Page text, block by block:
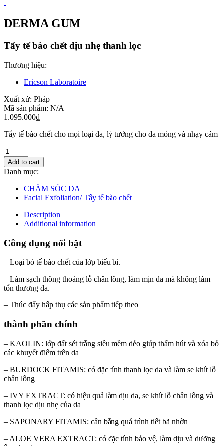
DERMA GUM
Tẩy tế bào chết dịu nhẹ thanh lọc
Thương hiệu:
Ericson Laboratoire
Xuất xứ: Pháp
Mã sản phẩm: N/A
1.095.000₫
Tẩy tế bào chết cho mọi loại da, lý tưởng cho da mỏng và nhạy cảm
Add to cart
Danh mục:
CHĂM SÓC DA
Facial Exfoliation/ Tẩy tế bào chết
Description
Additional information
Công dụng nổi bật
– Loại bỏ tế bào chết của lớp biểu bì.
– Làm sạch thông thoáng lỗ chân lông, làm mịn da mà không làm
tổn thương da.
– Thúc đẩy hấp thụ các sản phẩm tiếp theo
thành phần chính
– KAOLIN: lớp đất sét trắng siêu mềm dẻo giúp thấm hút và xóa bỏ
các khuyết điểm trên da
– BURDOCK FITAMIS: có đặc tính thanh lọc da và làm se khít lỗ
chân lông
– IVY EXTRACT: có hiệu quả làm dịu da, se khít lỗ chân lông và
thanh lọc dịu nhẹ của da
– SAPONARY FITAMIS: cân bằng quá trình tiết bã nhờn
– ALOE VERA EXTRACT: có đặc tính bảo vệ, làm dịu và dưỡng